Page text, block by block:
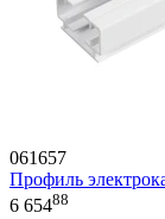
061657
Профиль
6 65488